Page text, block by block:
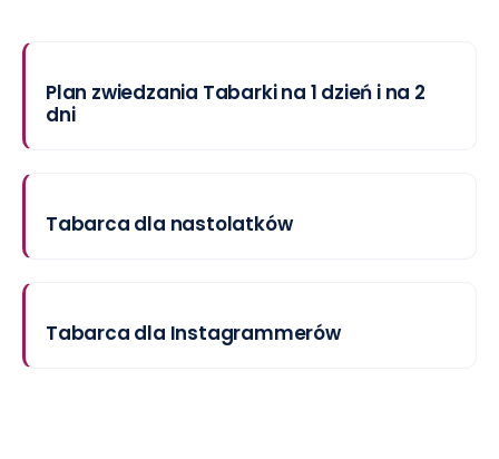
Plan zwiedzania Tabarki na 1 dzień i na 2
dni
Tabarca dla nastolatków
Tabarca dla Instagrammerów